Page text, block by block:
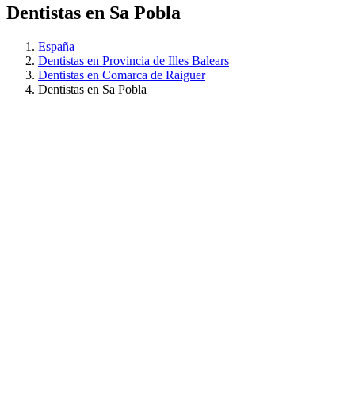
Dentistas en Sa Pobla
España
Dentistas en Provincia de Illes Balears
Dentistas en Comarca de Raiguer
Dentistas en Sa Pobla